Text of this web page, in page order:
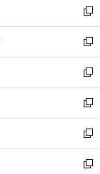
で
開
く
ド
ウ
で
開
く
新
し
い
ウ
ィ
ン
ド
ウ
で
開
く
新
し
い
ウ
ィ
ン
ド
ウ
で
新
し
い
ウ
ィ
ン
ド
新
し
い
ウ
ィ
新
し
い
新